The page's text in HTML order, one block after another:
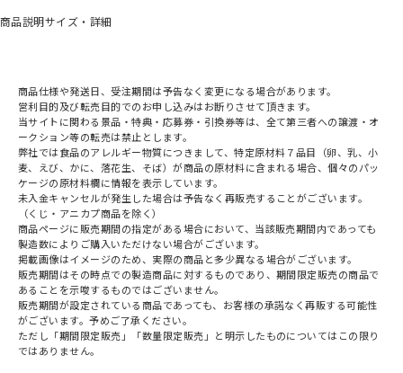
商品説明サイズ・詳細
商品仕様や発送日、受注期間は予告なく変更になる場合があります。
営利目的及び転売目的でのお申し込みはお断りさせて頂きます。
当サイトに関わる景品・特典・応募券・引換券等は、全て第三者への譲渡・オ
ークション等の転売は禁止とします。
弊社では食品のアレルギー物質につきまして、特定原材料７品目（卵、乳、小
麦、えび、かに、落花生、そば）が商品の原材料に含まれる場合、個々のパッ
ケージの原材料欄に情報を表示しています。
未入金キャンセルが発生した場合は予告なく再販売することがございます。
（くじ・アニカプ商品を除く）
商品ページに販売期間の指定がある場合において、当該販売期間内であっても
製造数によりご購入いただけない場合がございます。
掲載画像はイメージのため、実際の商品と多少異なる場合がございます。
販売期間はその時点での製造商品に対するものであり、期間限定販売の商品で
あることを示唆するものではございません。
販売期間が設定されている商品であっても、お客様の承諾なく再販する可能性
がございます。予めご了承ください。
ただし「期間限定販売」「数量限定販売」と明示したものについてはこの限り
ではありません。